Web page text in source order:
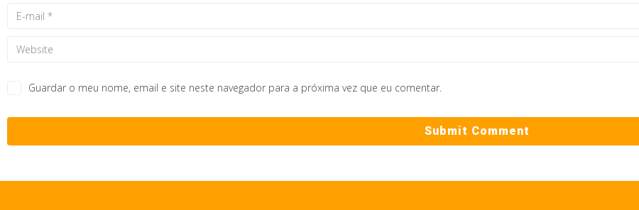
Guardar o meu nome, email e site neste navegador para a próxima vez que eu comentar.